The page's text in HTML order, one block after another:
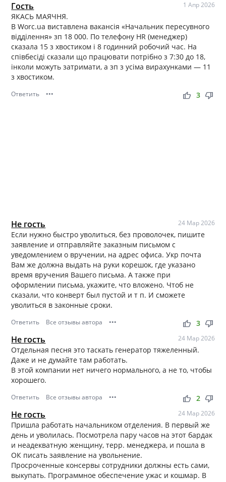
Гость 1 Апр 2026
ЯКАСЬ МАЯЧНЯ.
В Worc.ua виставлена вакансія «Начальник пересувного
відділення» зп 18 000. По телефону HR (менеджер)
сказала 15 з хвостиком і 8 годинний робочий час. На
співбесіді сказали що працювати потрібно з 7:30 до 18,
інколи можуть затримати, а зп з усіма вирахунками — 11
з хвостиком.
Ответить ••• thumb_up thumb_down
3
Не гость 24 Мар 2026
Если нужно быстро уволиться, без проволочек, пишите
заявление и отправляйте заказным письмом с
уведомлением о вручении, на адрес офиса. Укр почта
Вам же должна выдать на руки корешок, где указано
время вручения Вашего письма. А также при
оформлении письма, укажите, что вложено. Чтоб не
сказали, что конверт был пустой и т п. И сможете
уволиться в законные сроки.
Ответить Все отзывы автора ••• thumb_up thumb_down
3
Не гость 24 Мар 2026
Отдельная песня это таскать генератор тяжеленный.
Даже и не думайте там работать.
В этой компании нет ничего нормального, а не то, чтобы
хорошего.
Ответить Все отзывы автора ••• thumb_up thumb_down
2
Не гость 24 Мар 2026
Пришла работать начальником отделения. В первый же
день и уволилась. Посмотрела пару часов на этот бардак
и неадекватную женщину, терр. менеджера, и пошла в
ОК писать заявление на увольнение.
Просроченные консервы сотрудники должны есть сами,
выкупать. Программное обеспечение ужас и кошмар. В